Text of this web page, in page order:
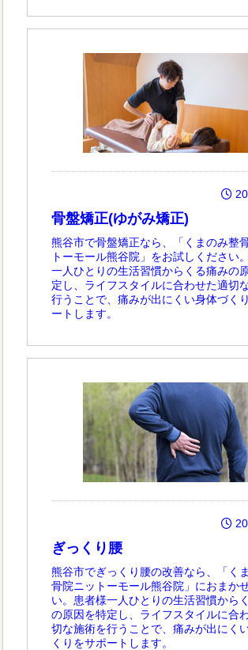
骨盤矯正(ゆがみ矯正)
熊谷市で骨盤矯正なら、「くまのみ整
トーモール熊谷院」をお試しください
一人ひとりの生活習慣からくる痛みの
定し、ライフスタイルに合わせた適切
行うことで、痛みが出にくい身体づく
ートします。
ぎっくり腰
熊谷市でぎっくり腰の改善なら、「く
骨院ニットーモール熊谷院」におまか
い。患者様一人ひとりの生活習慣から
の原因を特定し、ライフスタイルに合
切な施術を行うことで、痛みが出にく
くりをサポートします。